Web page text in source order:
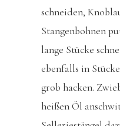
schneiden,
Stangenbohnen
lange Stücke
ebenfalls in
grob hacken.
heißen Öl